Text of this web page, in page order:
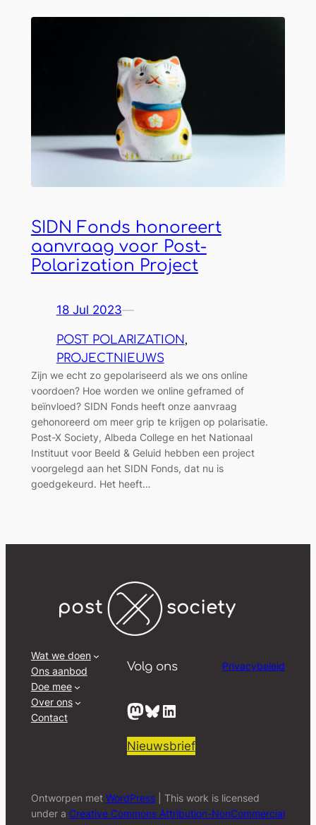
SIDN Fonds honoreert
aanvraag voor Post-
Polarization Project
18 Jul 2023—
POST POLARIZATION
PROJECTNIEUWS
Zijn we echt zo gepolariseerd als we ons online
voordoen? Hoe worden we online geframed of
beïnvloed? SIDN Fonds heeft onze aanvraag
gehonoreerd om meer grip te krijgen op polarisatie.
Post-X Society, Albeda College en het Nationaal
Instituut voor Beeld & Geluid hebben een project
voorgelegd aan het SIDN Fonds, dat nu is
goedgekeurd. Het heeft…
Wat we doen
Ons aanbod
Doe mee
Over ons
Contact
Volg ons
Mastodon Bluesky LinkedIn
Nieuwsbrief
Privacybeleid
Ontworpen met WordPress| This work is licensed
under a Creative Commons Attribution-NonCommercial